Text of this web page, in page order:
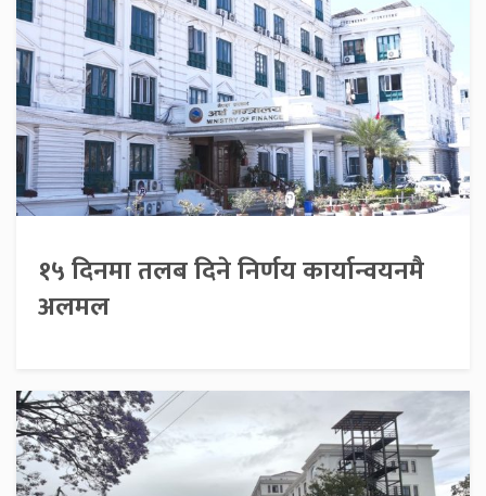
१५ दिनमा तलब दिने निर्णय कार्यान्वयनमै
अलमल